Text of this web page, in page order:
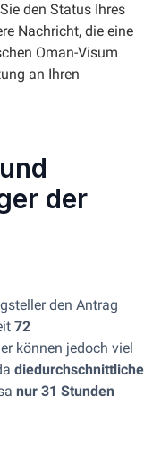
den Status Ihres
Nachricht, die eine
Oman-Visum
an Ihren
der
den Antrag
72
können jedoch viel
diedurchschnittliche
nur 31 Stunden